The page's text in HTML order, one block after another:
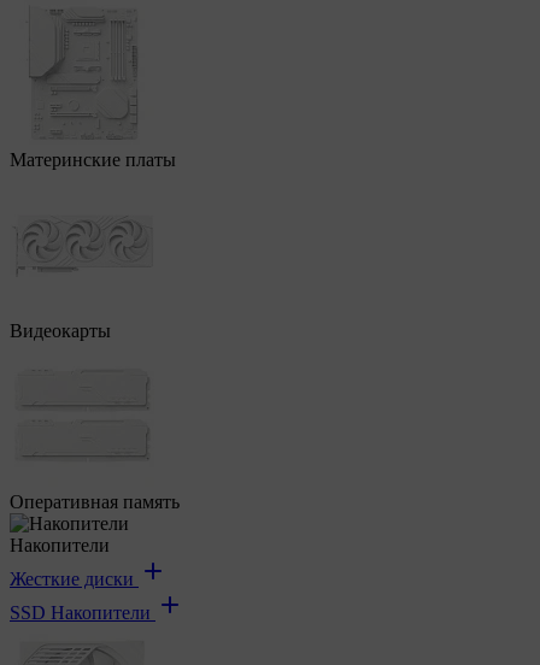
Материнские платы
Видеокарты
Оперативная память
Накопители
Жесткие диски
SSD Накопители